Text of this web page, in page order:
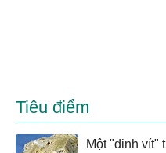
Tiêu điểm
Một "đinh vít"